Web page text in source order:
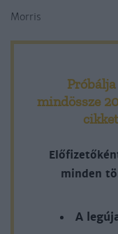
Morris
mindössze
minden
A